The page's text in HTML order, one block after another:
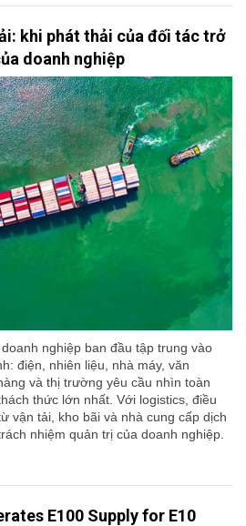
khi phát thải của đối tác trở
doanh nghiệp
nghiệp ban đầu tập trung vào
điện, nhiên liệu, nhà máy, văn
và thị trường yêu cầu nhìn toàn
thức lớn nhất. Với logistics, điều
vận tải, kho bãi và nhà cung cấp dịch
nhiệm quản trị của doanh nghiệp.
E100 Supply for E10